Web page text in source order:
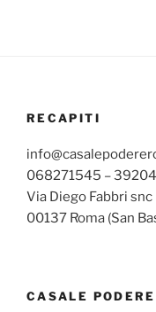
RECAPITI
068271545 –
Via Diego Fabbri
00137 Roma (San
CASALE